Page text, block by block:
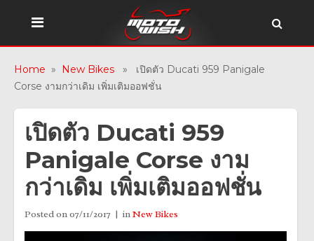
Home » New Bikes » เปิดตัว Ducati 959 Panigale
Corse งามกว่าเดิม เพิ่มเติมออฟชั่น
เปิดตัว Ducati 959
Panigale Corse งาม
กว่าเดิม เพิ่มเติมออฟชั่น
Posted on07/11/2017 inNew Bikes